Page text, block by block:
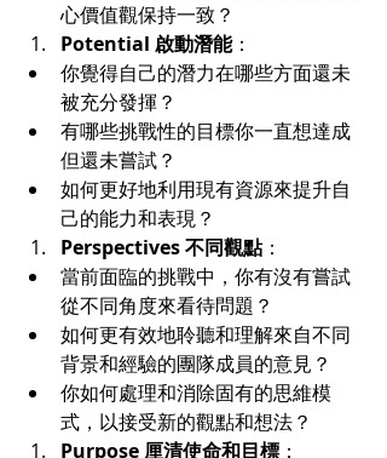
心價值觀保持一致？
Potential 啟動潛能：
你覺得自己的潛力在哪些方面還未
被充分發揮？
有哪些挑戰性的目標你一直想達成
但還未嘗試？
如何更好地利用現有資源來提升自
己的能力和表現？
Perspectives 不同觀點：
當前面臨的挑戰中，你有沒有嘗試
從不同角度來看待問題？
如何更有效地聆聽和理解來自不同
背景和經驗的團隊成員的意見？
你如何處理和消除固有的思維模
式，以接受新的觀點和想法？
Purpose 厘清使命和目標 ：